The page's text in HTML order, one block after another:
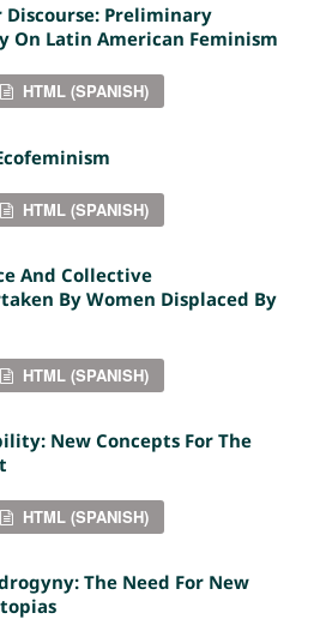
Discourse: Preliminary
On Latin American Feminism
HTML (SPANISH)
HTML (SPANISH)
And Collective
By Women Displaced By
HTML (SPANISH)
New Concepts For The
HTML (SPANISH)
The Need For New